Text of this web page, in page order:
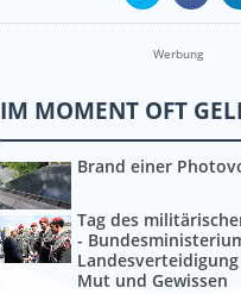
Werbung
IM MOMENT OFT
Brand einer
Tag des
-
Mut und Gewissen